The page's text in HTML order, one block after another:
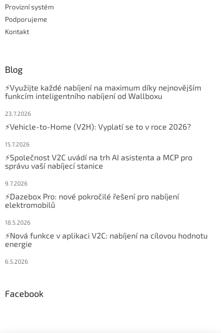
Provizní systém
Podporujeme
Kontakt
Blog
⚡Využijte každé nabíjení na maximum díky nejnovějším
funkcím inteligentního nabíjení od Wallboxu
23.7.2026
⚡Vehicle-to-Home (V2H): Vyplatí se to v roce 2026?
15.7.2026
⚡Společnost V2C uvádí na trh AI asistenta a MCP pro
správu vaší nabíjecí stanice
9.7.2026
⚡Dazebox Pro: nové pokročilé řešení pro nabíjení
elektromobilů
18.5.2026
⚡Nová funkce v aplikaci V2C: nabíjení na cílovou hodnotu
energie
6.5.2026
Facebook